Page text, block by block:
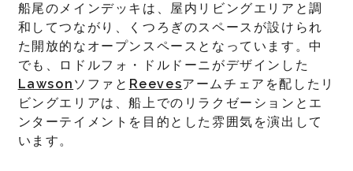
船尾のメインデッキは、屋内リビングエリアと調
和してつながり、くつろぎのスペースが設けられ
た開放的なオープンスペースとなっています。中
でも、ロドルフォ・ドルドーニがデザインした
Lawson ソファと Reevesアームチェアを配したリ
ビングエリアは、船上でのリラクゼーションとエ
ンターテイメントを目的とした雰囲気を演出して
います。